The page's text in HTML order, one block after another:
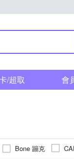
/超取 會
Bone 蹦克